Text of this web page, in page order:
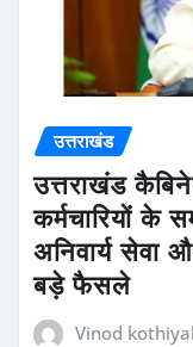
उत्तराखंड
उत्तराखंड
कर्मचारियों के
अनिवार्य
बड़े फैसले
Vinod kothiyal